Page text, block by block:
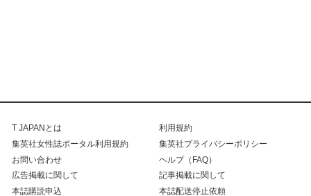
T JAPANとは
利用規約
集英社女性誌ポータル利用規約
集英社プライバシーポリシー
お問い合わせ
ヘルプ（FAQ）
広告掲載に関して
記事掲載に関して
本誌購読申込
本誌配送停止依頼